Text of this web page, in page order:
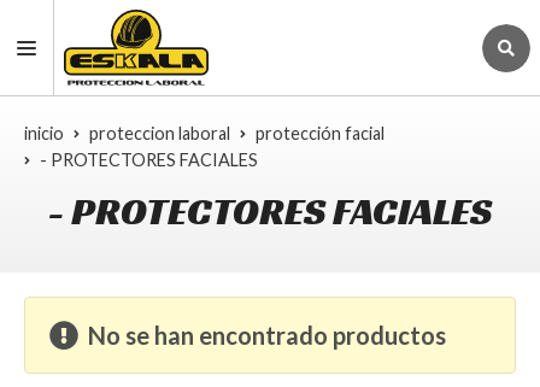
inicio proteccion laboral
protección facial
- PROTECTORES FACIALES
- PROTECTORES FACIALES
No se han encontrado productos